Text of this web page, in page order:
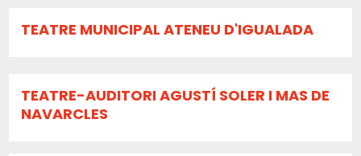
TEATRE MUNICIPAL ATENEU D'IGUALADA
TEATRE-AUDITORI AGUSTÍ SOLER I MAS DE
NAVARCLES